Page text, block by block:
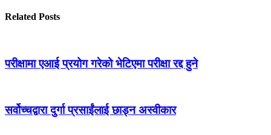
Related Posts
परीक्षामा एआई प्रयोग गरेको भेटिएमा परीक्षा रद्द हुने
सर्वोच्चद्वारा दुर्गा प्रसाईंलाई छाड्न अस्वीकार